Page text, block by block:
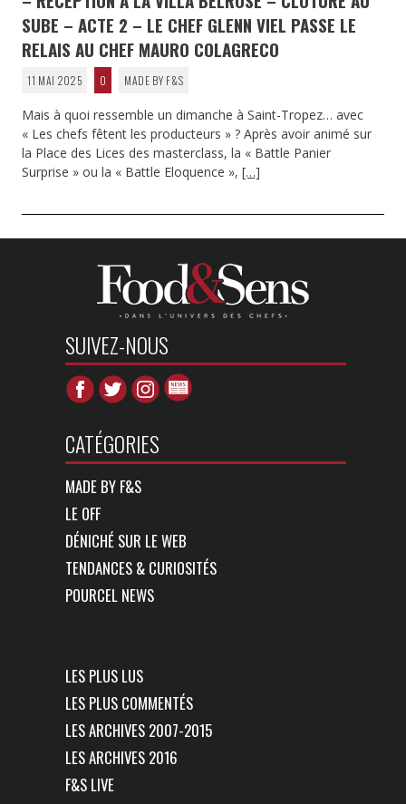
SUBE – ACTE 2 – LE CHEF GLENN VIEL PASSE LE
RELAIS AU CHEF MAURO COLAGRECO
11 MAI 2025 0 MADE BY F&S
Mais à quoi ressemble un dimanche à Saint-Tropez… avec
« Les chefs fêtent les producteurs » ? Après avoir animé sur
la Place des Lices des masterclass, la « Battle Panier
Surprise » ou la « Battle Eloquence », […]
SUIVEZ-NOUS
CATÉGORIES
MADE BY F&S
LE OFF
DÉNICHÉ SUR LE WEB
TENDANCES & CURIOSITÉS
POURCEL NEWS
LES PLUS LUS
LES PLUS COMMENTÉS
LES ARCHIVES 2007-2015
LES ARCHIVES 2016
F&S LIVE